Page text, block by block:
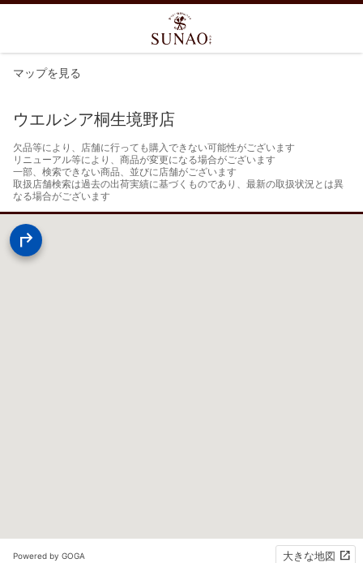
マップを見る
ウエルシア桐生境野店
欠品等により、店舗に行っても購入できない可能性がございます
リニューアル等により、商品が変更になる場合がございます
一部、検索できない商品、並びに店舗がございます
取扱店舗検索は過去の出荷実績に基づくものであり、最新の取扱状況とは異
なる場合がございます
Powered by GOGA 大きな地図